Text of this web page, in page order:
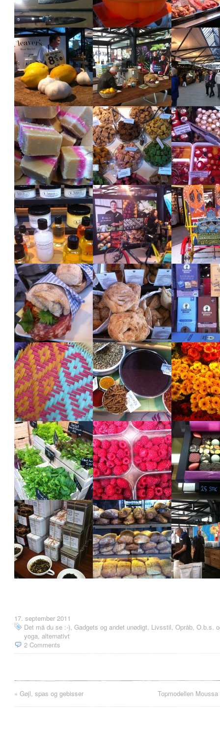
17. september 2011
Det må du se :-), Gadgets og andet unødigt, Livsstil, Opråb, O.b.s.
yoga, alternativt
2 Comments
« Gøjl, spas og gebisser Topmodellen